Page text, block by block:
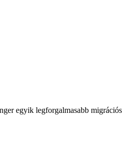
egyik legforgalmasabb